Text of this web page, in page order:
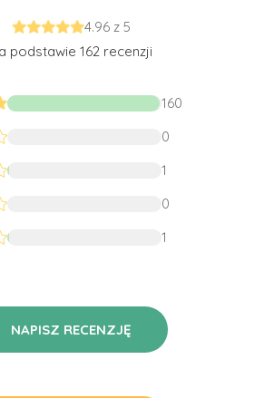
4.96 z 5
podstawie 162 recenzji
160
0
1
0
1
NAPISZ RECENZJĘ